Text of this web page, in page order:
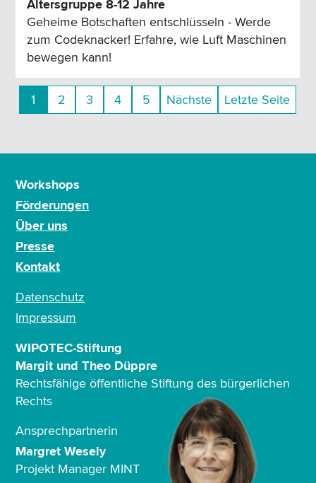
Altersgruppe 8-12 Jahre
Geheime Botschaften entschlüsseln - Werde
zum Codeknacker! Erfahre, wie Luft Maschinen
bewegen kann!
1 2 3 4 5 Nächste Letzte Seite
Workshops
Förderungen
Über uns
Presse
Kontakt
Datenschutz
Impressum
WIPOTEC-Stiftung
Margit und Theo Düppre
Rechtsfähige öffentliche Stiftung des bürgerlichen
Rechts
Ansprechpartnerin
Margret Wesely
Projekt Manager MINT